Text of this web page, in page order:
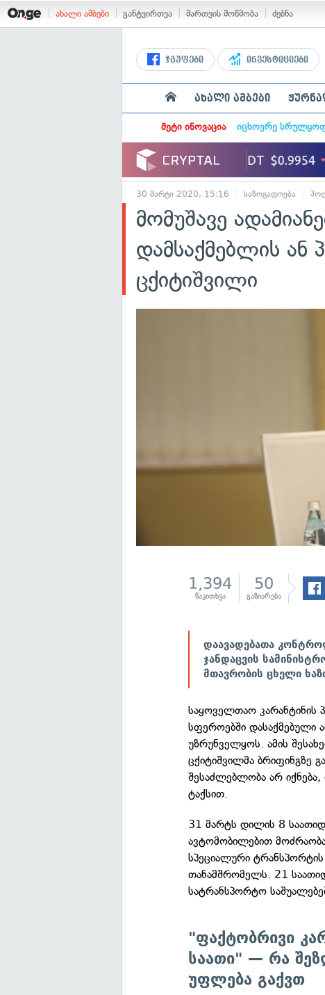
ახალი ამბები განტვირთვა მართვის მოწმობა ძებნა
ჯგუფები ინვესტიციები
ახალი ამბები
მეტი ინოვაცია იცხოვრე
30 მარტი 2020, 15:16 საზოგადოება
მომუშავე
დამსაქმებლის
ცქიტიშვილი
1,394
წაკითხვა
50
გაზიარება
დაავადებათა
ჯანდაცვის
მთავრობის ცხელი
საყოველთაო კარანტინის
სფეროებში დასაქმებული
უზრუნველყოს. ამის
ცქიტიშვილმა ბრიფინგზე
შესაძლებლობა არ იქნება,
ტაქსით.
31 მარტს დილის 8
ავტომობილებით
სპეციალური
თანამშრომელს. 21
სატრანსპორტო
"ფაქტობრივი
საათი" — რა
უფლება გაქვთ